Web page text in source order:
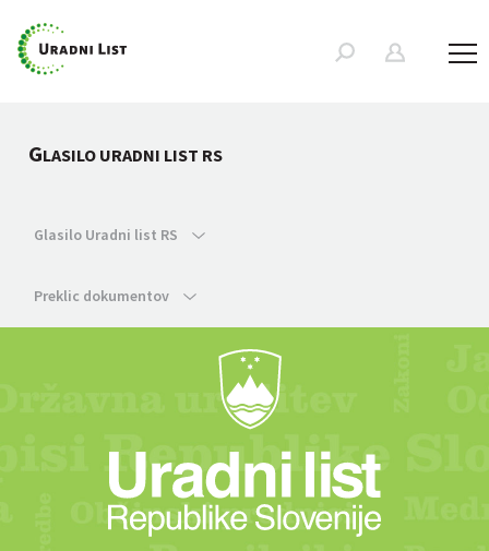
GLASILO URADNI LIST RS
Glasilo Uradni list RS
Preklic dokumentov